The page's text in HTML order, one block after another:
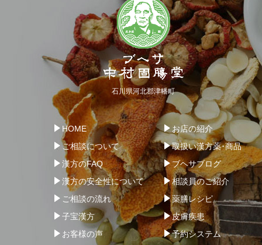
石川県河北郡津幡町
HOME
お店の紹介
ご相談について
取扱い漢方薬･商品
漢方のFAQ
ブヘサブログ
漢方の安全性について
相談員のご紹介
ご相談の流れ
薬膳レシピ
子宝漢方
皮膚疾患
お客様の声
予約システム